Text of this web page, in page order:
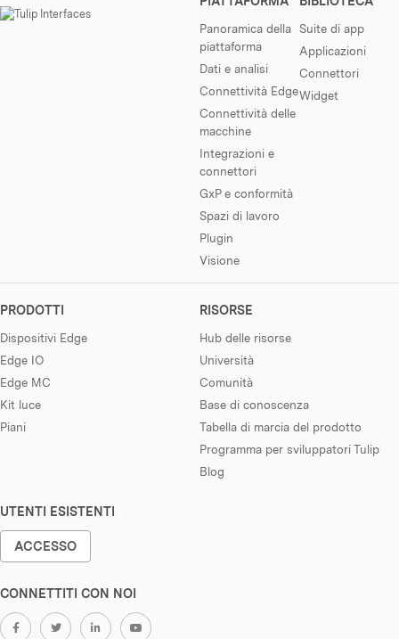
Panoramica della
piattaforma
Dati e analisi
Connettività Edge
Connettività delle
macchine
Integrazioni e
connettori
GxP e conformità
Spazi di lavoro
Plugin
Visione
Suite di app
Applicazioni
Connettori
Widget
PRODOTTI
Dispositivi Edge
Edge IO
Edge MC
Kit luce
Piani
RISORSE
Hub delle risorse
Università
Comunità
Base di conoscenza
Tabella di marcia del prodotto
Programma per sviluppatori Tulip
Blog
UTENTI ESISTENTI
ACCESSO
CONNETTITI CON NOI